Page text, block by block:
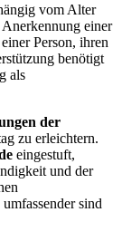
vom Alter
einer
Person, ihren
benötigt
als
der
zu erleichtern.
eingestuft,
und der
sind